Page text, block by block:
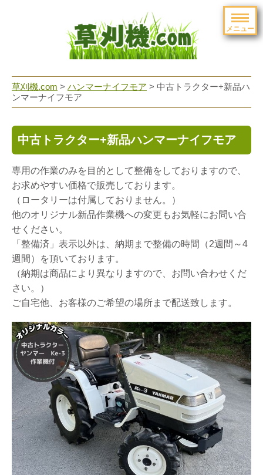
メニュー
草刈機.com > ハンマーナイフモア > 中古トラクター+新品ハ
ンマーナイフモア
中古トラクター+新品ハンマーナイフモア
専用の作業のみを目的として整備をしておりますので、
お求めやすい価格で販売しております。
（ロータリーは付属しておりません。）
他のオリジナル新品作業機への変更もお気軽にお問い合
せください。
「整備済」表示以外は、納期まで整備の時間（2週間～4
週間）を頂いております。
（納期は商品により異なりますので、お問い合わせくだ
さい。）
ご自宅他、お客様のご希望の場所まで配送致します。